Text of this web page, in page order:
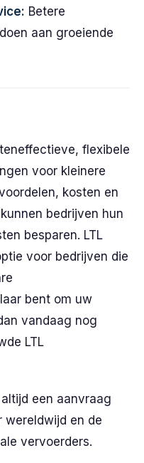
Betere
aan groeiende
flexibele
voor kleinere
kosten en
bedrijven hun
besparen. LTL
voor bedrijven die
bent om uw
vandaag nog
LTL
een aanvraag
wereldwijd en de
vervoerders.